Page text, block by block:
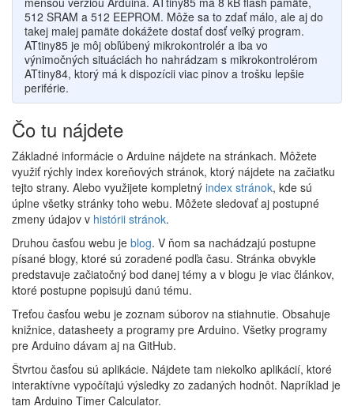
512 SRAM a 512 EEPROM. Môže sa to zdať málo, ale aj do
takej malej pamäte dokážete dostať dosť veľký program.
ATtiny85 je môj obľúbený mikrokontrolér a iba vo
výnimočných situáciách ho nahrádzam s mikrokontrolérom
ATtiny84, ktorý má k dispozícii viac pinov a trošku lepšie
periférie.
Čo tu nájdete
Základné informácie o Arduine nájdete na stránkach. Môžete
využiť rýchly index koreňových stránok, ktorý nájdete na začiatku
tejto strany. Alebo využijete kompletný index stránok, kde sú
úplne všetky stránky toho webu. Môžete sledovať aj postupné
zmeny údajov v histórii stránok.
Druhou časťou webu je blog. V ňom sa nachádzajú postupne
písané blogy, ktoré sú zoradené podľa času. Stránka obvykle
predstavuje začiatočný bod danej témy a v blogu je viac článkov,
ktoré postupne popisujú danú tému.
Treťou časťou webu je zoznam súborov na stiahnutie. Obsahuje
knižnice, datasheety a programy pre Arduino. Všetky programy
pre Arduino dávam aj na GitHub.
Štvrtou časťou sú aplikácie. Nájdete tam niekoľko aplikácií, ktoré
interaktívne vypočítajú výsledky zo zadaných hodnôt. Napríklad je
tam Arduino Timer Calculator.